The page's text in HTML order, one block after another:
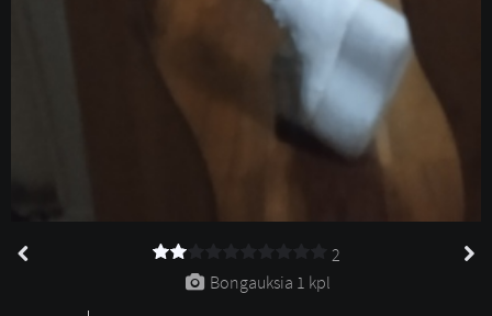
2
Bongauksia 1 kpl